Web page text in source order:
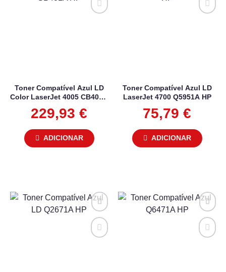
Toner Compatível Azul LD
Color LaserJet 4005 CB401A
229,93 €
ADICIONAR
Toner Compatível Azul LD
LaserJet 4700 Q5951A HP
75,79 €
ADICIONAR